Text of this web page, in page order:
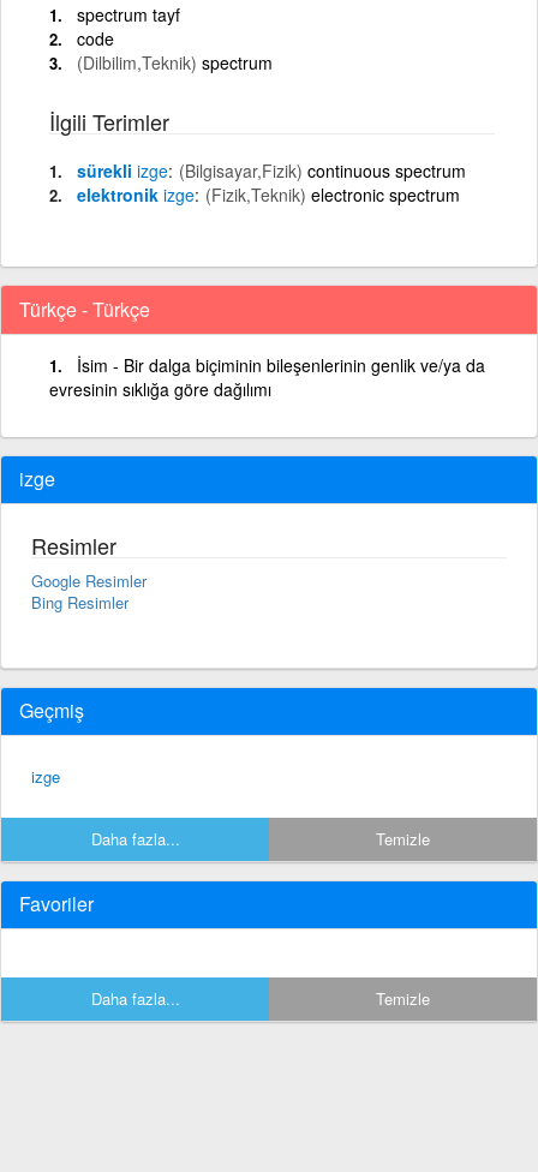
spectrum tayf
code
(Dilbilim,Teknik) spectrum
İlgili Terimler
sürekli izge (Bilgisayar,Fizik) continuous spectrum
elektronik izge (Fizik,Teknik) electronic spectrum
Türkçe - Türkçe
İsim - Bir dalga biçiminin bileşenlerinin genlik ve/ya da
evresinin sıklığa göre dağılımı
izge
Resimler
Google Resimler
Bing Resimler
Geçmiş
izge
Daha fazla... Temizle
Favoriler
Daha fazla... Temizle